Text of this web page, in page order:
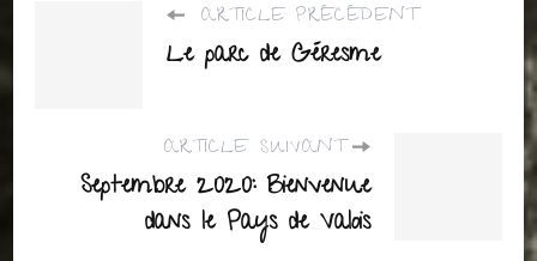
ARTICLE PRÉCÉDENT
Le parc de Géresme
ARTICLE SUIVANT
Septembre 2020: Bienvenue
dans le Pays de Valois